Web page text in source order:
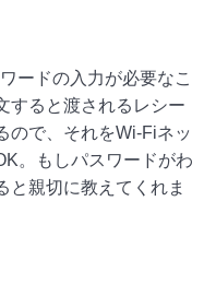
ードの入力が必要なこ
すると渡されるレシー
ので、それをWi-Fiネッ
。もしパスワードがわ
と親切に教えてくれま